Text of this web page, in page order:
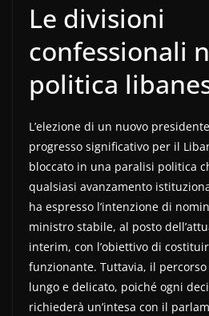
Le divisioni
confessionali
politica
L’elezione di un nuovo
progresso significativo per il
bloccato in una paralisi politica
qualsiasi avanzamento
ha espresso l’intenzione di
ministro stabile, al posto
interim, con l’obiettivo di
funzionante. Tuttavia, il
lungo e delicato, poiché ogni
richiederà un’intesa con il